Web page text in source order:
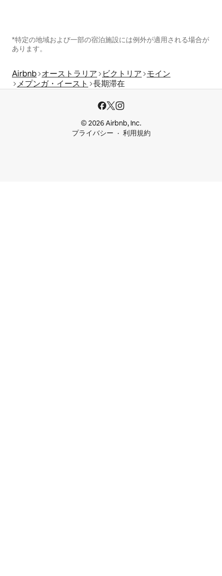
*特定の地域および一部の宿泊施設には例外が適用される場合が
あります。
Airbnb オーストラリア ビクトリア モイン
メプンガ・イースト
長期滞在
© 2026 Airbnb, Inc.
プライバシー
利用規約